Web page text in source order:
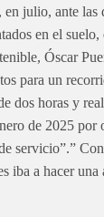
julio, ante las
en el
Óscar
para un
dos horas y
de 2025 por
servicio”.”
iba a hacer una